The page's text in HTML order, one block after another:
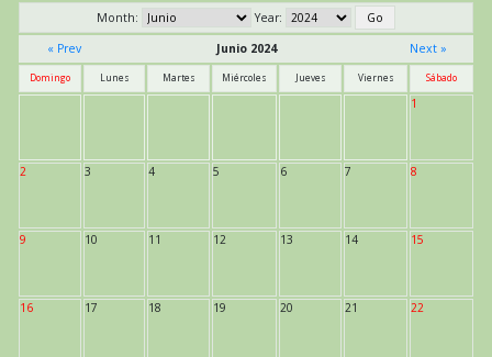
Month:
Year:
« Prev
Junio 2024 Next »
Domingo Lunes Martes Miércoles Jueves Viernes Sábado
1
2 3 4 5 6 7 8
9 10 11 12 13 14 15
16 17 18 19 20 21 22